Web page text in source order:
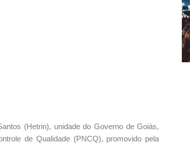
(Hetrin), unidade do Governo de Goiás,
de Qualidade (PNCQ), promovido pela